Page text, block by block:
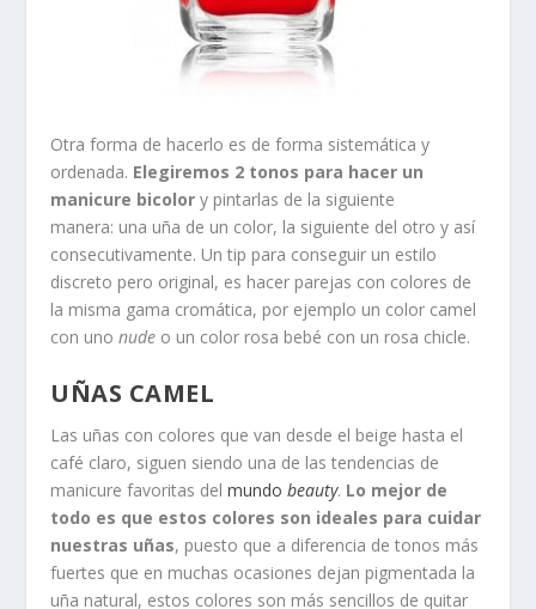
Otra forma de hacerlo es de forma sistemática y
ordenada. Elegiremos 2 tonos para hacer un
manicure bicolor y pintarlas de la siguiente
manera: una uña de un color, la siguiente del otro y así
consecutivamente. Un tip para conseguir un estilo
discreto pero original, es hacer parejas con colores de
la misma gama cromática, por ejemplo un color camel
con unonude o un color rosa bebé con un rosa chicle.
UÑAS CAMEL
Las uñas con colores que van desde el beige hasta el
café claro, siguen siendo una de las tendencias de
manicure favoritas delmundobeauty. Lo mejor de
todo es que estos colores son ideales para cuidar
nuestras uñas, puesto que a diferencia de tonos más
fuertes que en muchas ocasiones dejan pigmentada la
uña natural, estos colores son más sencillos de quitar